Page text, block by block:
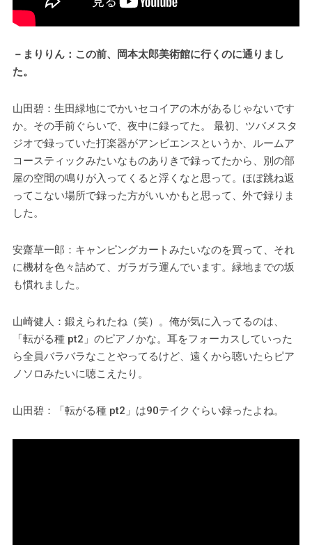
－まりりん：この前、岡本太郎美術館に行くのに通りまし
た。
山田碧：生田緑地にでかいセコイアの木があるじゃないです
か。その手前ぐらいで、夜中に録ってた。 最初、ツバメスタ
ジオで録っていた打楽器がアンビエンスというか、ルームア
コースティックみたいなものありきで録ってたから、別の部
屋の空間の鳴りが入ってくると浮くなと思って。ほぼ跳ね返
ってこない場所で録った方がいいかもと思って、外で録りま
した。
安齋草一郎：キャンピングカートみたいなのを買って、それ
に機材を色々詰めて、ガラガラ運んでいます。緑地までの坂
も慣れました。
山崎健人：鍛えられたね（笑）。俺が気に入ってるのは、
「転がる種 pt2」のピアノかな。耳をフォーカスしていった
ら全員バラバラなことやってるけど、遠くから聴いたらピア
ノソロみたいに聴こえたり。
山田碧：「転がる種 pt2」は90テイクぐらい録ったよね。